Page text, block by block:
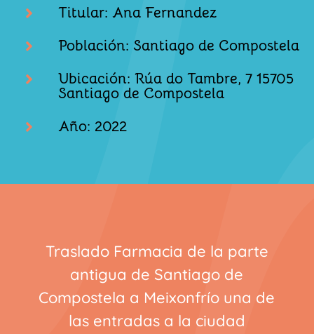
 Titular: Ana Fernandez
 Población: Santiago de Compostela

Ubicación: Rúa do Tambre, 7 15705
Santiago de Compostela
 Año: 2022
Traslado Farmacia de la parte
antigua de Santiago de
Compostela a Meixonfrío una de
las entradas a la ciudad